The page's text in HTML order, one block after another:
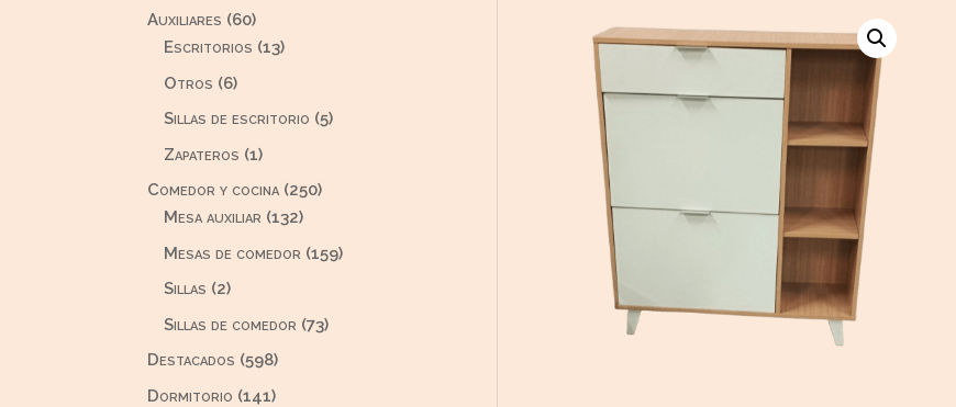
Auxiliares 6060
productos
Escritorios 1313
Otros 66
Sillas de escritorio 55
Zapateros 11
producto
Comedor y cocina 250250
Mesa auxiliar 132132
productos
Mesas de comedor 159159
Sillas 22
productos
Sillas de comedor 7373
Destacados 598598
productos
Dormitorio 141141